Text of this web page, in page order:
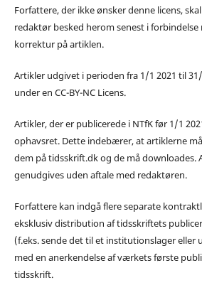
Forfattere, der ikke ønsker denne licens,
redaktør besked herom senest i
korrektur på artiklen.
Artikler udgivet i perioden fra 1/1 2021 til
under en CC-BY-NC Licens.
Artikler, der er publicerede i NTfK før 1/1
ophavsret. Dette indebærer, at artiklerne
dem på tidsskrift.dk og de må downloades.
genudgives uden aftale med redaktøren.
Forfattere kan indgå flere separate
eksklusiv distribution af tidsskriftets
(f.eks. sende det til et institutionslager eller
med en anerkendelse af værkets første
tidsskrift.